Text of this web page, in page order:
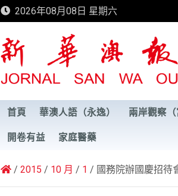
2026年08月08日 星期六
新華澳報
首頁 華澳人語（永逸） 兩岸觀察（
開卷有益 家庭醫藥
2015 10 月 1 國務院辦國慶招待